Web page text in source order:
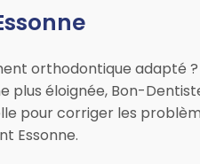
orthodontique adapté ?
plus éloignée, Bon-
pour corriger les
Essonne.